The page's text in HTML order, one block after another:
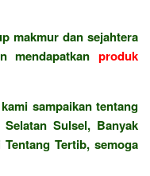
makmur dan sejahtera
mendapatkanproduk
sampaikan tentang
Sulsel, Banyak
Tertib, semoga